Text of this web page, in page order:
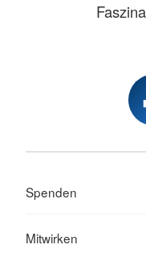
Spenden
Mitwirken